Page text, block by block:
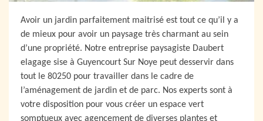
Avoir un jardin parfaitement maitrisé est tout ce qu’il y a
de mieux pour avoir un paysage très charmant au sein
d’une propriété. Notre entreprise paysagiste Daubert
elagage sise à Guyencourt Sur Noye peut desservir dans
tout le 80250 pour travailler dans le cadre de
l’aménagement de jardin et de parc. Nos experts sont à
votre disposition pour vous créer un espace vert
somptueux avec agencement de diverses plantes et